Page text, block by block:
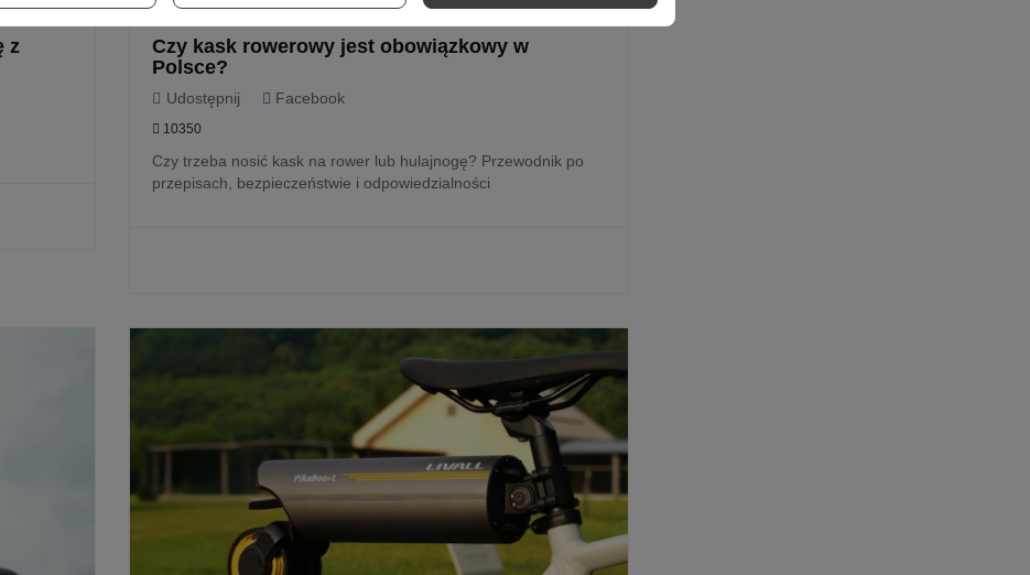
z
Czy kask rowerowy jest obowiązkowy w
Polsce?
Udostępnij Facebook
10350
Czy trzeba nosić kask na rower lub hulajnogę? Przewodnik po
przepisach, bezpieczeństwie i odpowiedzialności